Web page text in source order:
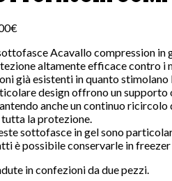
€
Acavallo compression in
altamente efficace contro i
già esistenti in quanto
design offrono un supporto
anche un continuo
la protezione.
sottofasce in gel sono
è possibile conservarle in
in confezioni da due pezzi.